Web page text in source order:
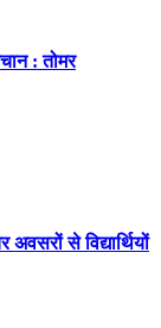
: तोमर
से विद्यार्थियों